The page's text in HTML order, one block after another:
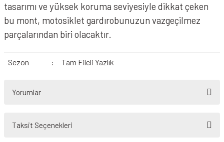
tasarımı ve yüksek koruma seviyesiyle dikkat çeken
bu mont, motosiklet gardırobunuzun vazgeçilmez
parçalarından biri olacaktır.
Sezon : Tam Fileli Yazlık
Yorumlar
Taksit Seçenekleri